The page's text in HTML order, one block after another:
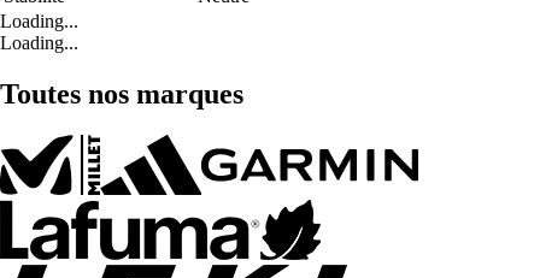
Loading...
Loading...
Toutes nos marques